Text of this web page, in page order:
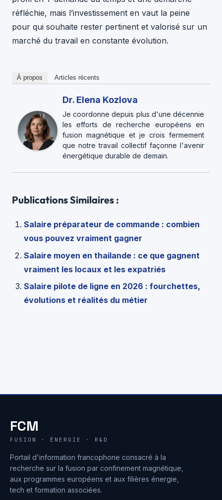
réfléchie, mais l’investissement en vaut la peine
pour qui souhaite rester pertinent et valorisé sur un
marché du travail en constante évolution.
À propos Articles récents
Dr. Elena Kozlova
Je coordonne depuis plus d'une décennie
les efforts de recherche européens en
fusion magnétique et je crois fermement
que notre travail collectif façonne l'avenir
énergétique durable de demain.
Publications Similaires :
Salaire préparateur de commande : combien
vous pouvez vraiment gagner
Salaire moyen en thailande : ce que gagnent
vraiment les locaux et les expatriés
Salaire pilote de ligne en 2026 : fourchettes,
évolutions et réalités du métier
FCM
FUSION · ÉNERGIE · R&D
Portail d'information francophone consacré à la
recherche sur la fusion par confinement magnétique,
aux programmes européens et aux filières énergie,
tech et formation associées.